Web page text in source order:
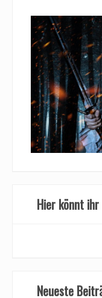
Hier könnt
Neueste